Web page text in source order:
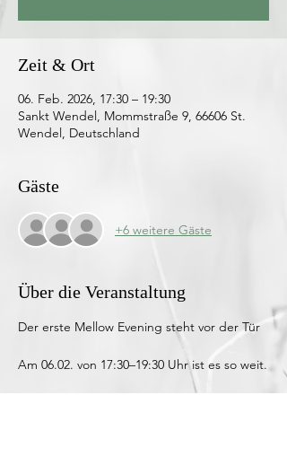
Zeit & Ort
06. Feb. 2026, 17:30 – 19:30
Sankt Wendel, Mommstraße 9, 66606 St.
Wendel, Deutschland
Gäste
+6 weitere Gäste
Über die Veranstaltung
Der erste Mellow Evening steht vor der Tür
Am 06.02. von 17:30–19:30 Uhr ist es so weit.